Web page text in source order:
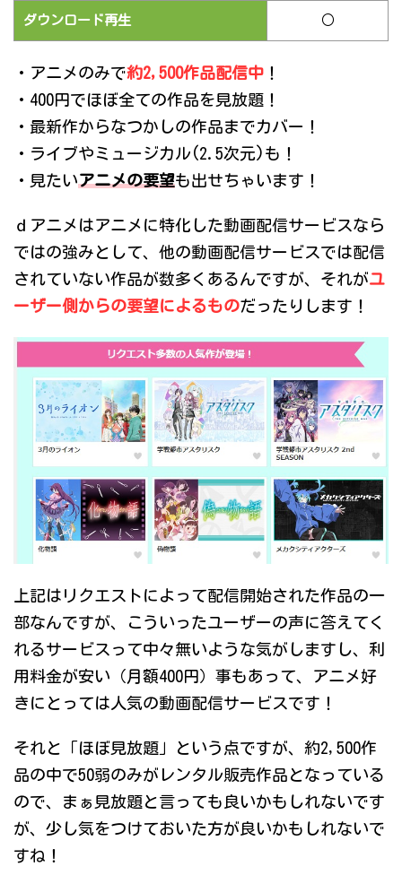
ダウンロード再生 ○
・アニメのみで約2,500作品配信中 ！
・400円でほぼ全ての作品を見放題！
・最新作からなつかしの作品までカバー！
・ライブやミュージカル(2.5次元)も！
・見たいアニメの要望も出せちゃいます！
ｄアニメはアニメに特化した動画配信サービスなら
ではの強みとして、他の動画配信サービスでは配信
されていない作品が数多くあるんですが、それがユ
ーザー側からの要望によるものだったりします！
上記はリクエストによって配信開始された作品の一
部なんですが、こういったユーザーの声に答えてく
れるサービスって中々無いような気がしますし、利
用料金が安い（月額400円）事もあって、アニメ好
きにとっては人気の動画配信サービスです！
それと「ほぼ見放題」という点ですが、約2,500作
品の中で50弱のみがレンタル販売作品となっている
ので、まぁ見放題と言っても良いかもしれないです
が、少し気をつけておいた方が良いかもしれないで
すね！